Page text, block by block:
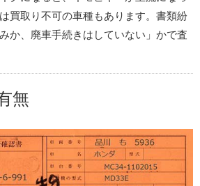
買取り不可の車種もあります。書類紛
か、廃車手続きはしていない」かで査
無